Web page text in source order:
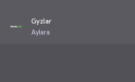
Gyzlar
Aylara